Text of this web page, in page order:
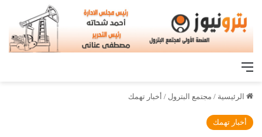
القائمة
الرئيسية / مجتمع البترول / أخبار تهمك
أخبار تهمك